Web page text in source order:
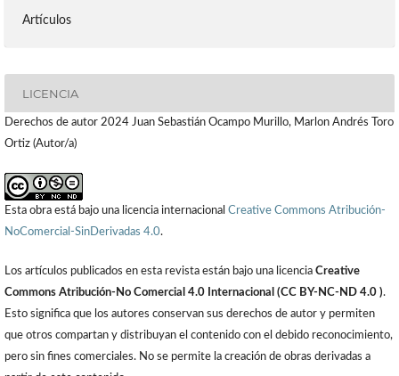
Artículos
LICENCIA
Derechos de autor 2024 Juan Sebastián Ocampo Murillo, Marlon Andrés Toro
Ortiz (Autor/a)
Esta obra está bajo una licencia internacional Creative Commons Atribución-
NoComercial-SinDerivadas 4.0.
Los artículos publicados en esta revista están bajo una licencia Creative
Commons Atribución-No Comercial 4.0 Internacional (CC BY-NC-ND 4.0 ).
Esto significa que los autores conservan sus derechos de autor y permiten
que otros compartan y distribuyan el contenido con el debido reconocimiento,
pero sin fines comerciales. No se permite la creación de obras derivadas a